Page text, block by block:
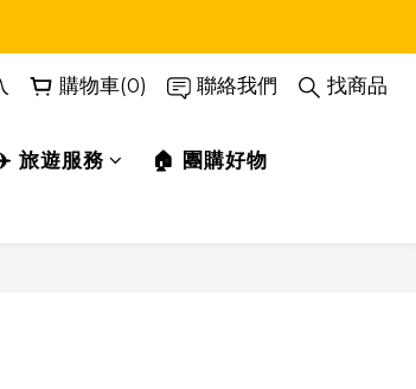
購物車(0) 聯絡我們 找商品
旅遊服務 🏠 團購好物